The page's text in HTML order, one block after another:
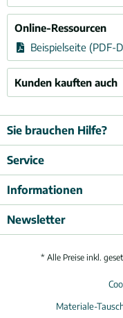
Online-Ressourcen
Beispielseite (PDF-
Kunden kauften auch
Sie brauchen Hilfe?
Service
Informationen
Newsletter
* Alle Preise inkl.
Materiale-